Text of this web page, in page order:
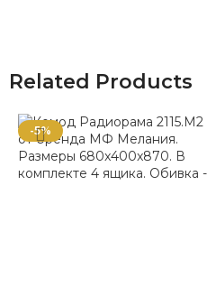
Related Products
-5%